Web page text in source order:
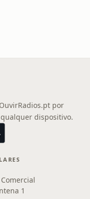
por
dispositivo.
1